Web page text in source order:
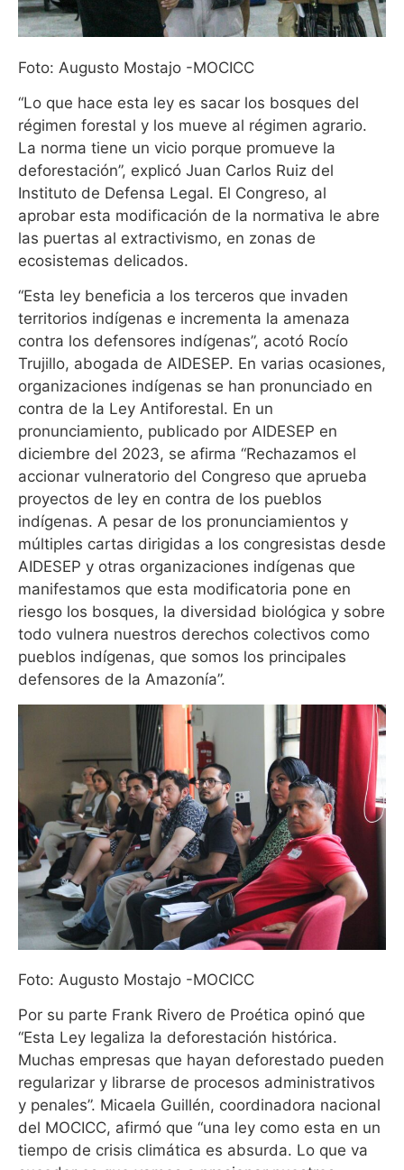
Foto: Augusto Mostajo -MOCICC
“Lo que hace esta ley es sacar los bosques del
régimen forestal y los mueve al régimen agrario.
La norma tiene un vicio porque promueve la
deforestación”, explicó Juan Carlos Ruiz del
Instituto de Defensa Legal. El Congreso, al
aprobar esta modificación de la normativa le abre
las puertas al extractivismo, en zonas de
ecosistemas delicados.
“Esta ley beneficia a los terceros que invaden
territorios indígenas e incrementa la amenaza
contra los defensores indígenas”, acotó Rocío
Trujillo, abogada de AIDESEP. En varias ocasiones,
organizaciones indígenas se han pronunciado en
contra de la Ley Antiforestal. En un
pronunciamiento, publicado por AIDESEP en
diciembre del 2023, se afirma “Rechazamos el
accionar vulneratorio del Congreso que aprueba
proyectos de ley en contra de los pueblos
indígenas. A pesar de los pronunciamientos y
múltiples cartas dirigidas a los congresistas desde
AIDESEP y otras organizaciones indígenas que
manifestamos que esta modificatoria pone en
riesgo los bosques, la diversidad biológica y sobre
todo vulnera nuestros derechos colectivos como
pueblos indígenas, que somos los principales
defensores de la Amazonía”.
Foto: Augusto Mostajo -MOCICC
Por su parte Frank Rivero de Proética opinó que
“Esta Ley legaliza la deforestación histórica.
Muchas empresas que hayan deforestado pueden
regularizar y librarse de procesos administrativos
y penales”. Micaela Guillén, coordinadora nacional
del MOCICC, afirmó que “una ley como esta en un
tiempo de crisis climática es absurda. Lo que va